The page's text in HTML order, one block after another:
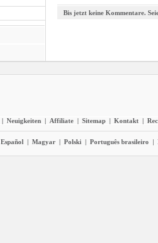
Bis jetzt keine Kommentare.
| Neuigkeiten | Affiliate | Sitemap | Kontakt |
Español | Magyar | Polski | Português brasileiro |